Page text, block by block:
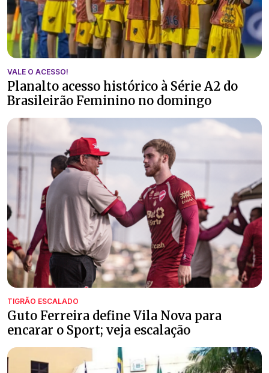
VALE O ACESSO!
Planalto acesso histórico à Série A2 do
Brasileirão Feminino no domingo
TIGRÃO ESCALADO
Guto Ferreira define Vila Nova para
encarar o Sport; veja escalação